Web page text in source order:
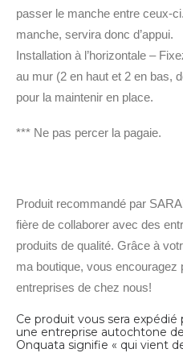
passer le manche entre ceux-
manche, servira donc d’appui.
Installation à l’horizontale –
au mur (2 en haut et 2 en bas,
pour la maintenir en place.
*** Ne pas percer la pagaie.
Produit recommandé par
fière de collaborer avec des
produits de qualité. Grâce à
ma boutique, vous encouragez
entreprises de chez nous!
Ce produit vous sera
une entreprise autochtone
Onquata signifie « qui vient de